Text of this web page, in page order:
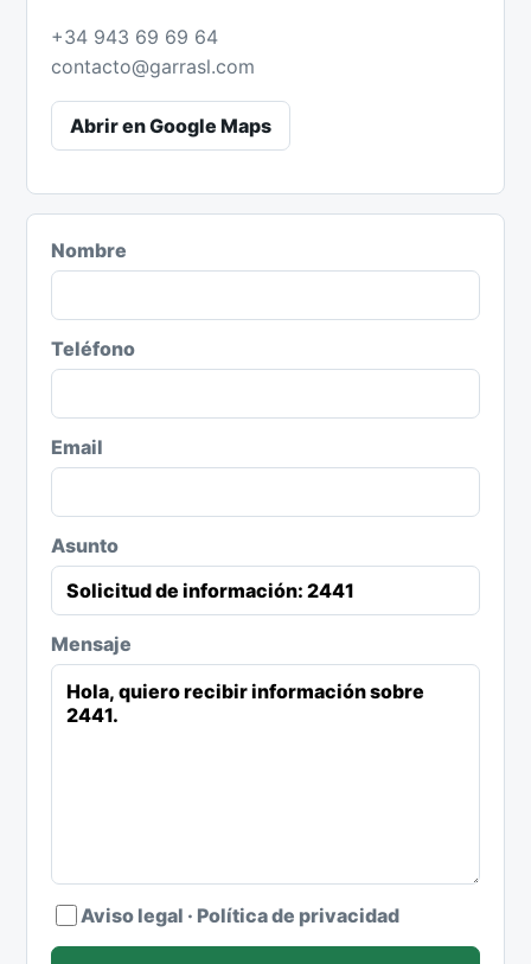
+34 943 69 69 64
contacto@garrasl.com
Abrir en Google Maps
Nombre
Teléfono
Email
Asunto
Mensaje
Aviso legal · Política de privacidad